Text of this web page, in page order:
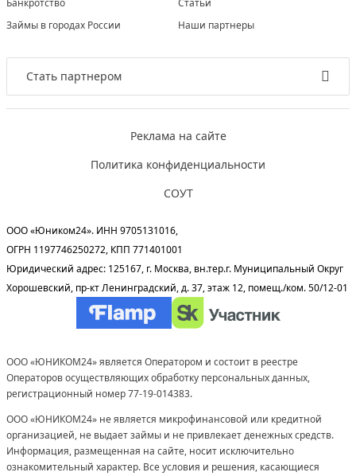
Займы в городах России
Наши партнеры
Стать партнером
Реклама на сайте
Политика конфиденциальности
СОУТ
ООО «Юником24». ИНН 9705131016,
ОГРН 1197746250272, КПП 771401001
Юридический адрес: 125167, г. Москва, вн.тер.г. Муниципальный Округ
Хорошевский, пр-кт Ленинградский, д. 37, этаж 12, помещ./ком. 50/12-01
ООО «ЮНИКОМ24» является Оператором и состоит в реестре
Операторов осуществляющих обработку персональных данных,
регистрационный номер 77-19-014383.
ООО «ЮНИКОМ24» не является микрофинансовой или кредитной
организацией, не выдает займы и не привлекает денежных средств.
Информация, размещенная на сайте, носит исключительно
ознакомительный характер. Все условия и решения, касающиеся